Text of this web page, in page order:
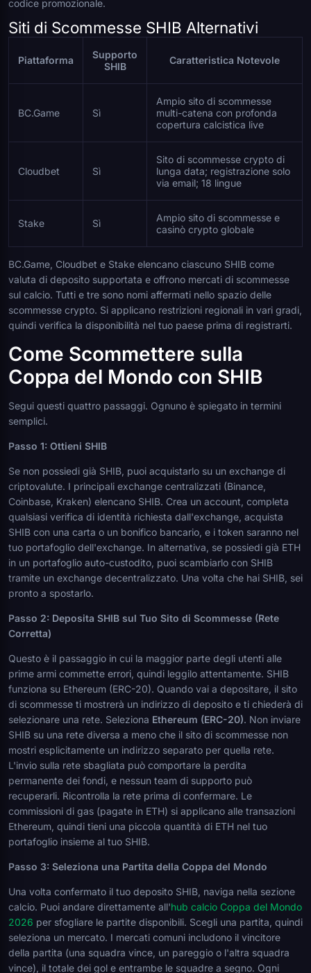
codice promozionale.
Siti di Scommesse SHIB Alternativi
Piattaforma
Supporto
SHIB
Caratteristica Notevole
BC.Game Sì
Ampio sito di scommesse
multi-catena con profonda
copertura calcistica live
Cloudbet Sì
Sito di scommesse crypto di
lunga data; registrazione solo
via email; 18 lingue
Stake Sì
Ampio sito di scommesse e
casinò crypto globale
BC.Game, Cloudbet e Stake elencano ciascuno SHIB come
valuta di deposito supportata e offrono mercati di scommesse
sul calcio. Tutti e tre sono nomi affermati nello spazio delle
scommesse crypto. Si applicano restrizioni regionali in vari gradi,
quindi verifica la disponibilità nel tuo paese prima di registrarti.
Come Scommettere sulla
Coppa del Mondo con SHIB
Segui questi quattro passaggi. Ognuno è spiegato in termini
semplici.
Passo 1: Ottieni SHIB
Se non possiedi già SHIB, puoi acquistarlo su un exchange di
criptovalute. I principali exchange centralizzati (Binance,
Coinbase, Kraken) elencano SHIB. Crea un account, completa
qualsiasi verifica di identità richiesta dall'exchange, acquista
SHIB con una carta o un bonifico bancario, e i token saranno nel
tuo portafoglio dell'exchange. In alternativa, se possiedi già ETH
in un portafoglio auto-custodito, puoi scambiarlo con SHIB
tramite un exchange decentralizzato. Una volta che hai SHIB, sei
pronto a spostarlo.
Passo 2: Deposita SHIB sul Tuo Sito di Scommesse (Rete
Corretta)
Questo è il passaggio in cui la maggior parte degli utenti alle
prime armi commette errori, quindi leggilo attentamente. SHIB
funziona su Ethereum (ERC-20). Quando vai a depositare, il sito
di scommesse ti mostrerà un indirizzo di deposito e ti chiederà di
selezionare una rete. Seleziona Ethereum (ERC-20). Non inviare
SHIB su una rete diversa a meno che il sito di scommesse non
mostri esplicitamente un indirizzo separato per quella rete.
L'invio sulla rete sbagliata può comportare la perdita
permanente dei fondi, e nessun team di supporto può
recuperarli. Ricontrolla la rete prima di confermare. Le
commissioni di gas (pagate in ETH) si applicano alle transazioni
Ethereum, quindi tieni una piccola quantità di ETH nel tuo
portafoglio insieme al tuo SHIB.
Passo 3: Seleziona una Partita della Coppa del Mondo
Una volta confermato il tuo deposito SHIB, naviga nella sezione
calcio. Puoi andare direttamente all'hub calcio Coppa del Mondo
2026 per sfogliare le partite disponibili. Scegli una partita, quindi
seleziona un mercato. I mercati comuni includono il vincitore
della partita (una squadra vince, un pareggio o l'altra squadra
vince), il totale dei gol e entrambe le squadre a segno. Ogni